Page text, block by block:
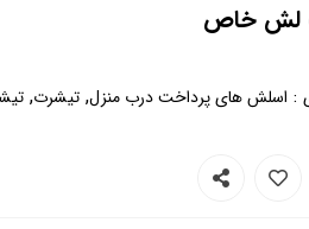
لش خاص
: اسلش های پرداخت درب منزل, تیشرت,